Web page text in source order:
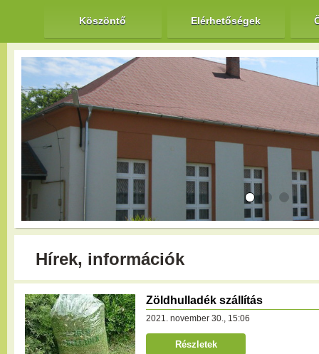
Köszöntő Elérhetőségek
Hírek, információk
Zöldhulladék szállítás
2021. november 30., 15:06
Részletek